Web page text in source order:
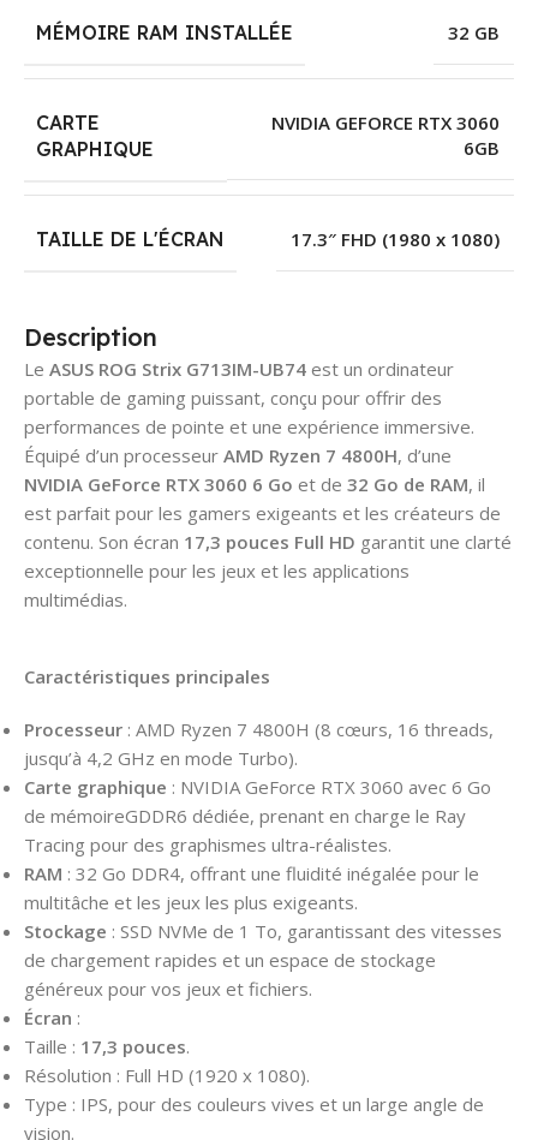
Description
Le ASUS ROG Strix G713IM-UB74 est un ordinateur
portable de gaming puissant, conçu pour offrir des
performances de pointe et une expérience immersive.
Équipé d’un processeur AMD Ryzen 7 4800H, d’une
NVIDIA GeForce RTX 3060 6 Go et de 32 Go de RAM, il
est parfait pour les gamers exigeants et les créateurs de
contenu. Son écran 17,3 pouces Full HD garantit une clarté
exceptionnelle pour les jeux et les applications
multimédias.
Caractéristiques principales
Processeur : AMD Ryzen 7 4800H (8 cœurs, 16 threads,
jusqu’à 4,2 GHz en mode Turbo).
Carte graphique : NVIDIA GeForce RTX 3060 avec 6 Go
de mémoireGDDR6 dédiée, prenant en charge le Ray
Tracing pour des graphismes ultra-réalistes.
RAM : 32 Go DDR4, offrant une fluidité inégalée pour le
multitâche et les jeux les plus exigeants.
Stockage : SSD NVMe de 1 To, garantissant des vitesses
de chargement rapides et un espace de stockage
généreux pour vos jeux et fichiers.
Écran :
Taille : 17,3 pouces.
Résolution : Full HD (1920 x 1080).
Type : IPS, pour des couleurs vives et un large angle de
vision.
MÉMOIRE RAM INSTALLÉE 32 GB
CARTE
GRAPHIQUE
NVIDIA GEFORCE RTX 3060
6GB
TAILLE DE L'ÉCRAN 17.3″ FHD (1980 x 1080)